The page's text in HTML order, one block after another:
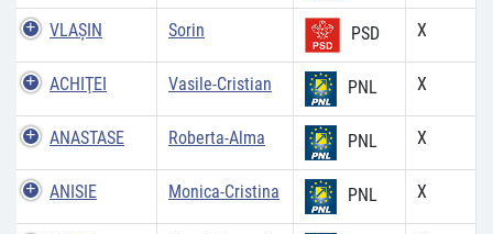
VLAŞIN Sorin PSD X
ACHIŢEI Vasile-Cristian PNL X
ANASTASE Roberta-Alma PNL X
ANISIE Monica-Cristina PNL X